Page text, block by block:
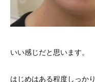
いい感じだと思います。
はじめはある程度しっか